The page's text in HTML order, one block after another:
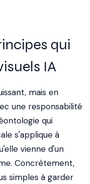
qui
IA
mais en
une responsabilité
qui
s'applique à
vienne d'un
Concrètement,
simples à garder